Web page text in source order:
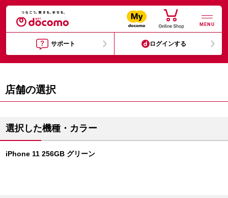
MENU
サポート ログインする
店舗の選択
選択した機種・カラー
iPhone 11 256GB グリーン